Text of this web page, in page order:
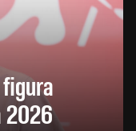
2026